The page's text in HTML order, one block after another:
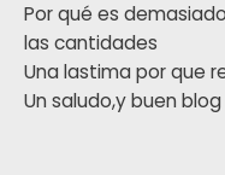
Por qué es
las cantidades
Una lastima por que
Un saludo,y buen